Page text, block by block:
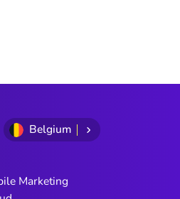
Belgium
Marketing